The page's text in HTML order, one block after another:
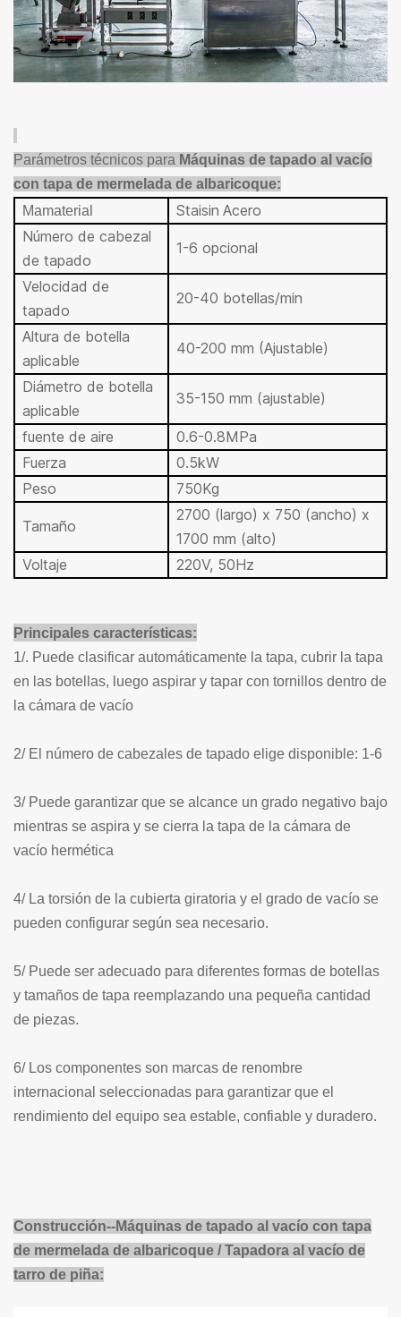
Parámetros técnicos para Máquinas de tapado al vacío
con tapa de mermelada de albaricoque:
Mamaterial Staisin Acero
Número de cabezal
de tapado
1-6 opcional
Velocidad de
tapado
20-40 botellas/min
Altura de botella
aplicable
40-200 mm (Ajustable)
Diámetro de botella
aplicable
35-150 mm (ajustable)
fuente de aire
0.6-0.8MPa
Fuerza
0.5kW
Peso
750Kg
Tamaño
2700 (largo) x 750 (ancho) x
1700 mm (alto)
Voltaje
220V, 50Hz
Principales características:
1/. Puede clasificar automáticamente la tapa, cubrir la tapa
en las botellas, luego aspirar y tapar con tornillos dentro de
la cámara de vacío
2/ El número de cabezales de tapado elige disponible: 1-6
3/ Puede garantizar que se alcance un grado negativo bajo
mientras se aspira y se cierra la tapa de la cámara de
vacío hermética
4/ La torsión de la cubierta giratoria y el grado de vacío se
pueden configurar según sea necesario.
5/ Puede ser adecuado para diferentes formas de botellas
y tamaños de tapa reemplazando una pequeña cantidad
de piezas.
6/ Los componentes son marcas de renombre
internacional seleccionadas para garantizar que el
rendimiento del equipo sea estable, confiable y duradero.
Construcción--Máquinas de tapado al vacío con tapa
de mermelada de albaricoque / Tapadora al vacío de
tarro de piña: